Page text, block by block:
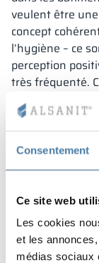
Consentement
Ce site web
Les cookies
et les
médias sociaux
veulent être
concept
l’hygiène – ce
perception
très fréquenté.
établissement
nombreux
choisi comme
des cabines
une